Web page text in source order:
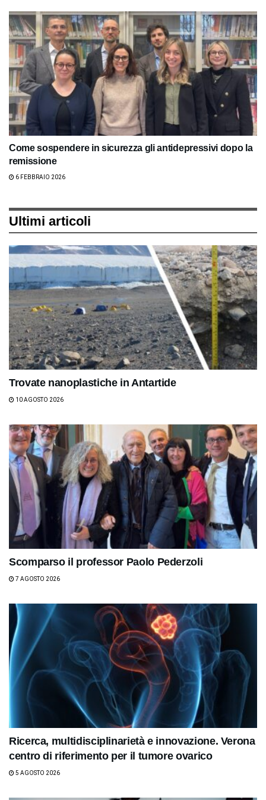
Come sospendere in sicurezza gli antidepressivi dopo la
remissione
6 FEBBRAIO 2026
Ultimi articoli
Trovate nanoplastiche in Antartide
10 AGOSTO 2026
Scomparso il professor Paolo Pederzoli
7 AGOSTO 2026
Ricerca, multidisciplinarietà e innovazione. Verona
centro di riferimento per il tumore ovarico
5 AGOSTO 2026